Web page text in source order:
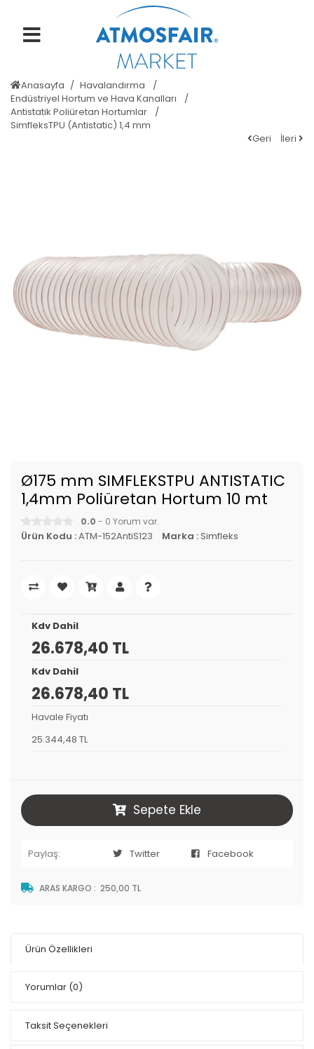
Anasayfa
Havalandırma
Endüstriyel Hortum ve Hava Kanalları
Antistatik Poliüretan Hortumlar
SimfleksTPU (Antistatic) 1,4 mm
Geri
İleri
Ø175 mm SIMFLEKSTPU ANTISTATIC
1,4mm Poliüretan Hortum 10 mt
0.0 - 0 Yorum var.
Ürün Kodu :ATM-152AntiS123 Marka :Simfleks
Kdv Dahil
26.678,40 TL
Kdv Dahil
26.678,40 TL
Havale Fiyatı
25.344,48 TL
Sepete Ekle
Paylaş: Twitter Facebook
ARAS KARGO : 250,00 TL
Ürün Özellikleri
Yorumlar (0)
Taksit Seçenekleri